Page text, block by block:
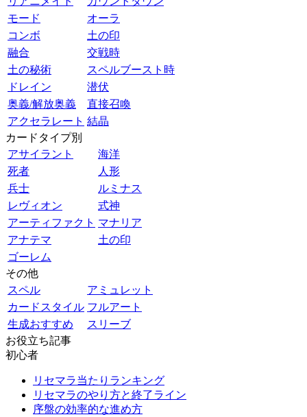
モード
オーラ
コンボ
土の印
融合
交戦時
土の秘術
スペルブースト時
ドレイン
潜伏
奥義/解放奥義
直接召喚
アクセラレート 結晶
カードタイプ別
アサイラント
海洋
死者
人形
兵士
ルミナス
レヴィオン
式神
アーティファクト マナリア
アナテマ
土の印
ゴーレム
その他
スペル
アミュレット
カードスタイル フルアート
生成おすすめ
スリーブ
お役立ち記事
初心者
リセマラ当たりランキング
リセマラのやり方と終了ライン
序盤の効率的な進め方